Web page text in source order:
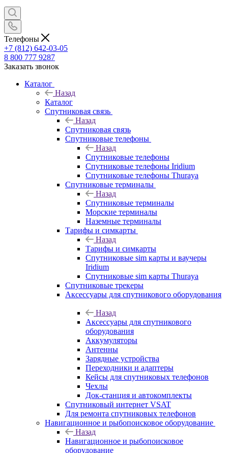
Телефоны
+7 (812) 642-03-05
8 800 777 9287
Заказать звонок
Каталог
Назад
Каталог
Спутниковая связь
Назад
Спутниковая связь
Спутниковые телефоны
Назад
Спутниковые телефоны
Спутниковые телефоны Iridium
Спутниковые телефоны Thuraya
Спутниковые терминалы
Назад
Спутниковые терминалы
Морские терминалы
Наземные терминалы
Тарифы и симкарты
Назад
Тарифы и симкарты
Спутниковые sim карты и ваучеры
Iridium
Спутниковые sim карты Thuraya
Спутниковые трекеры
Аксессуары для спутникового оборудования
Назад
Аксессуары для спутникового
оборудования
Аккумуляторы
Антенны
Зарядные устройства
Переходники и адаптеры
Кейсы для спутниковых телефонов
Чехлы
Док-станция и автокомплекты
Спутниковый интернет VSAT
Для ремонта спутниковых телефонов
Навигационное и рыбопоисковое оборудование
Назад
Навигационное и рыбопоисковое
оборудование